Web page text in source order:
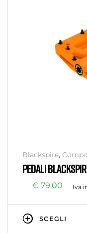
Blackspire,
Trasmissione
PEDALI
€ 79,00 Iva
SCEGLI